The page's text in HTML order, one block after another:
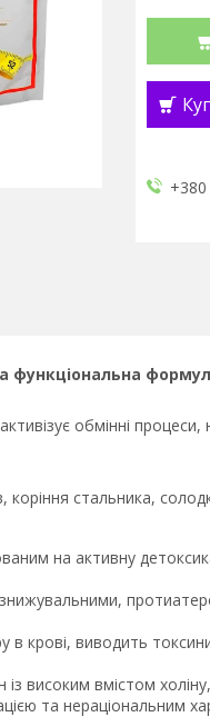
функціональна
обмінні процеси,
коріння стальника,
на активну
в крові, виводить
із високим вмістом
та нераціональним